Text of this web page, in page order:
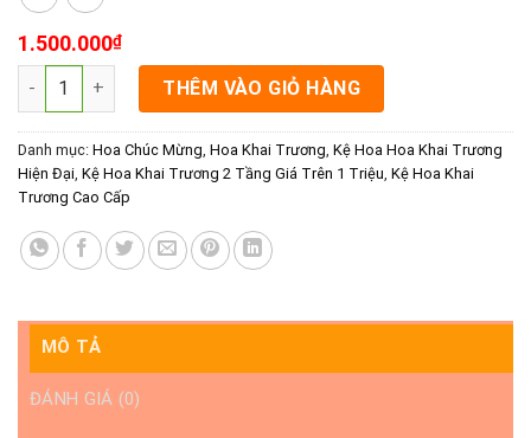
1.500.000₫
Kệ Cao Khai Trương Rạch Giá - Vạn Lợi số lượng
THÊM VÀO GIỎ HÀNG
Danh mục: Hoa Chúc Mừng, Hoa Khai Trương, Kệ Hoa Hoa Khai Trương
Hiện Đại, Kệ Hoa Khai Trương 2 Tầng Giá Trên 1 Triệu, Kệ Hoa Khai
Trương Cao Cấp
MÔ TẢ
ĐÁNH GIÁ (0)